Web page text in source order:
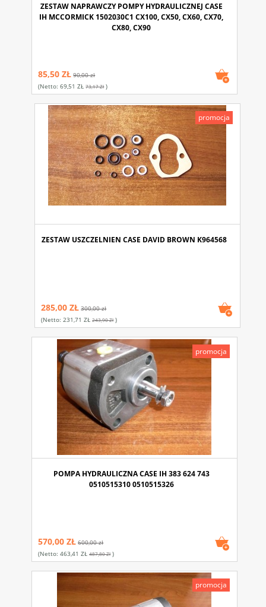
ZESTAW NAPRAWCZY POMPY HYDRAULICZNEJ CASE
IH MCCORMICK 1502030C1 CX100, CX50, CX60, CX70,
CX80, CX90
85,50 ZŁ 90,00 zł
(netto:69,51 ZŁ 73,17 Zł)
ZESTAW USZCZELNIEN CASE DAVID BROWN K964568
285,00 ZŁ 300,00 zł
(netto:231,71 ZŁ 243,90 Zł)
promocja
POMPA HYDRAULICZNA CASE IH 383 624 743
0510515310 0510515326
570,00 ZŁ 600,00 zł
(netto:463,41 ZŁ 487,80 Zł)
promocja
promocja